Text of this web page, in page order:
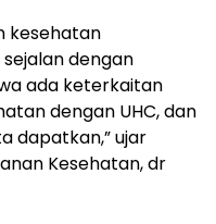
kesehatan
dengan
ada keterkaitan
dengan UHC, dan
dapatkan,” ujar
Kesehatan, dr